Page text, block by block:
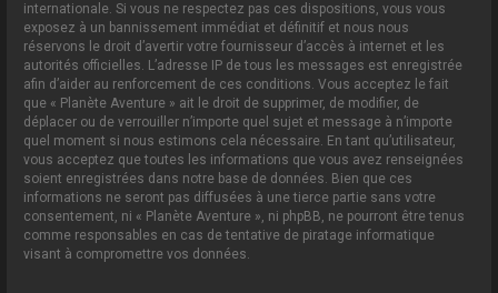
internationale. Si vous ne respectez pas ces dispositions, vous vous
exposez à un bannissement immédiat et définitif et nous nous
réservons le droit d’avertir votre fournisseur d’accès à internet et les
autorités officielles. L’adresse IP de tous les messages est enregistrée
afin d’aider au renforcement de ces conditions. Vous acceptez le fait
que « Planète Aventure » ait le droit de supprimer, de modifier, de
déplacer ou de verrouiller n’importe quel sujet et message à n’importe
quel moment si nous estimons cela nécessaire. En tant qu’utilisateur,
vous acceptez que toutes les informations que vous avez renseignées
soient enregistrées dans notre base de données. Bien que ces
informations ne seront pas diffusées à une tierce partie sans votre
consentement, ni « Planète Aventure », ni phpBB, ne pourront être tenus
comme responsables en cas de tentative de piratage informatique
visant à compromettre vos données.